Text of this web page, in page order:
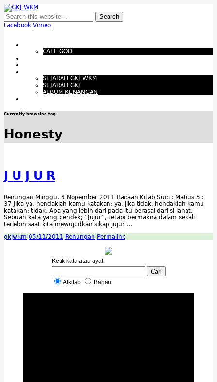
Membangun Gereja Kokoh melalui Pelayanan Holistik, Teknologi, dan
Budaya Apresiatif
Facebook Vimeo
CALL GOD
SEJARAH GKJ WKM
SEJARAH GKJ
ALBUM KENANGAN
Currently browsing tag
Honesty
J U J U R
Renungan Minggu, 6 Nopember 2011 Bacaan Kitab Suci : Matius 5 :
37 Jika ya, hendaklah kamu katakan: ya, jika tidak, hendaklah kamu
katakan: tidak. Apa yang lebih dari pada itu berasal dari si jahat.
Sebuah kata yang pendek; ”Jujur”, tetapi bermakna dalam sekali
terlebih saat kita mewujudkan sikap jujur …
gkjwkm 05/11/2011 Renungan Permalink
Ketik kata atau ayat:
Alkitab Bahan